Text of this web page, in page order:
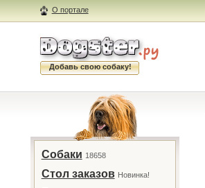
О портале
Добавь свою собаку!
Собаки 18658
Стол заказов Новинка!